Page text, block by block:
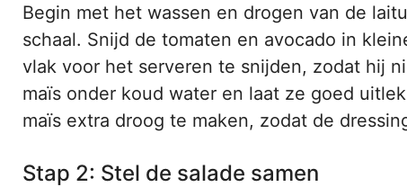
Begin met het wassen en drogen van de
schaal. Snijd de tomaten en avocado in
vlak voor het serveren te snijden, zodat hij
maïs onder koud water en laat ze goed
maïs extra droog te maken, zodat de
Stap 2: Stel de salade samen